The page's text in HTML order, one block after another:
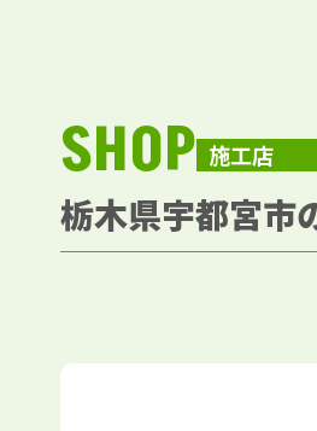
施工店
SHOP
栃木県宇都宮